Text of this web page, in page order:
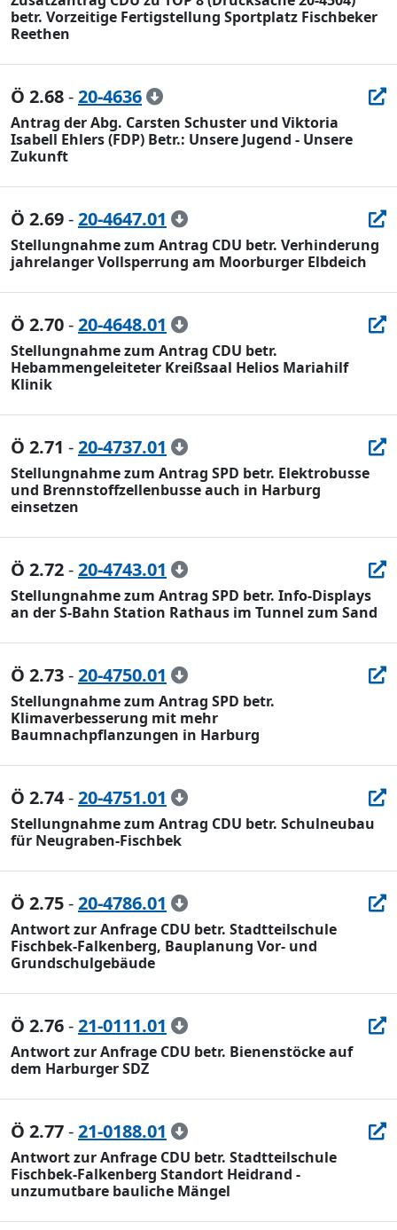
betr. Vorzeitige Fertigstellung Sportplatz Fischbeker
Reethen
Ö 2.68-20-4636
Antrag der Abg. Carsten Schuster und Viktoria
Isabell Ehlers (FDP) Betr.: Unsere Jugend - Unsere
Zukunft
Ö 2.69-20-4647.01
Stellungnahme zum Antrag CDU betr. Verhinderung
jahrelanger Vollsperrung am Moorburger Elbdeich
Ö 2.70-20-4648.01
Stellungnahme zum Antrag CDU betr.
Hebammengeleiteter Kreißsaal Helios Mariahilf
Klinik
Ö 2.71 -20-4737.01
Stellungnahme zum Antrag SPD betr. Elektrobusse
und Brennstoffzellenbusse auch in Harburg
einsetzen
Ö 2.72-20-4743.01
Stellungnahme zum Antrag SPD betr. Info-Displays
an der S-Bahn Station Rathaus im Tunnel zum Sand
Ö 2.73-20-4750.01
Stellungnahme zum Antrag SPD betr.
Klimaverbesserung mit mehr
Baumnachpflanzungen in Harburg
Ö 2.74-20-4751.01
Stellungnahme zum Antrag CDU betr. Schulneubau
für Neugraben-Fischbek
Ö 2.75-20-4786.01
Antwort zur Anfrage CDU betr. Stadtteilschule
Fischbek-Falkenberg, Bauplanung Vor- und
Grundschulgebäude
Ö 2.76-21-0111.01
Antwort zur Anfrage CDU betr. Bienenstöcke auf
dem Harburger SDZ
Ö 2.77-21-0188.01
Antwort zur Anfrage CDU betr. Stadtteilschule
Fischbek-Falkenberg Standort Heidrand -
unzumutbare bauliche Mängel